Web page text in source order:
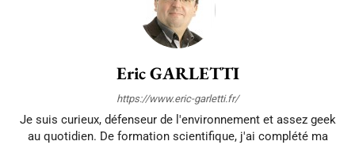
Eric GARLETTI
https://www.eric-garletti.fr/
Je suis curieux, défenseur de l'environnement et assez geek
au quotidien. De formation scientifique, j'ai complété ma